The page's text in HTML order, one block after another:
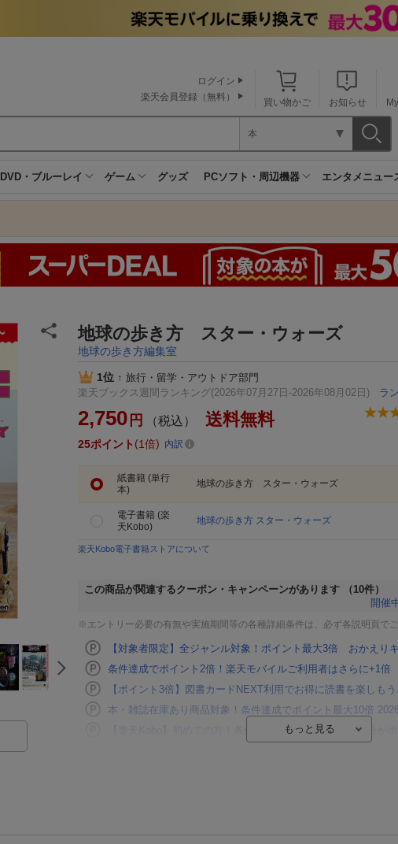
買い物かご お知らせ
ログイン
楽天会員登録（無料）
本
DVD・ブルーレイ ゲーム グッズ PCソフト・周辺機器 エンタメニュー
地球の歩き方 スター・ウォーズ
地球の歩き方編集室
1位 ↑ 旅行・留学・アウトドア部門
楽天ブックス週間ランキング(2026年07月27日-2026年08月02日)
ラ
2,750 円 （税込） 送料無料
25ポイント 1倍 内訳
紙書籍 (単行
本)
地球の歩き方 スター・ウォーズ
電子書籍 (楽
天Kobo)
地球の歩き方 スター・ウォーズ
楽天Kobo電子書籍ストアについて
この商品が関連するクーポン・キャンペーンがあります
（10件）
開催
※エントリー必要の有無や実施期間等の各種詳細条件は、必ず各説明頁でご
【対象者限定】全ジャンル対象！ポイント最大3倍 おかえり
条件達成でポイント2倍！楽天モバイルご利用者はさらに+1倍
【ポイント3倍】図書カードNEXT利用でお得に読書を楽しもう
本・雑誌在庫あり商品対象！条件達成でポイント最大10倍
【楽天Kobo】初めての方！条件達成で楽天ブックス購入分がポ